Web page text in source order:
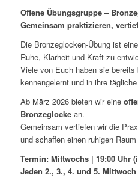
Offene Übungsgruppe –
Gemeinsam praktizieren,
Die Bronzeglocken-Übung ist
Ruhe, Klarheit und Kraft zu
Viele von Euch haben sie
kennengelernt und in ihre
Ab März 2026 bieten wir eine
Bronzeglockean.
Gemeinsam vertiefen wir die
und schaffen einen ruhigen
Termin: Mittwochs | 19:00 Uhr
Jeden 2., 3., 4. und 5.